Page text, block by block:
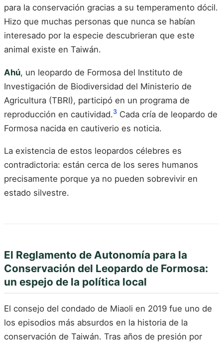
para la conservación gracias a su temperamento dócil.
Hizo que muchas personas que nunca se habían
interesado por la especie descubrieran que este
animal existe en Taiwán.
Ahú, un leopardo de Formosa del Instituto de
Investigación de Biodiversidad del Ministerio de
Agricultura (TBRI), participó en un programa de
reproducción en cautividad.3 Cada cría de leopardo de
Formosa nacida en cautiverio es noticia.
La existencia de estos leopardos célebres es
contradictoria: están cerca de los seres humanos
precisamente porque ya no pueden sobrevivir en
estado silvestre.
El Reglamento de Autonomía para la
Conservación del Leopardo de Formosa:
un espejo de la política local
El consejo del condado de Miaoli en 2019 fue uno de
los episodios más absurdos en la historia de la
conservación de Taiwán. Tras años de presión por